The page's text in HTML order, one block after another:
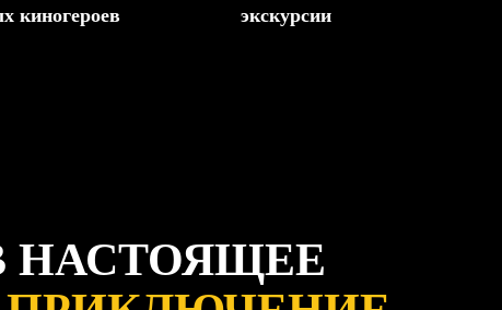
киногероев
экскурсии
НАСТОЯЩЕЕ